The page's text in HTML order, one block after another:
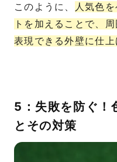
このように、
人気色
トを加えることで、
表現できる外壁に仕上
5：失敗を防ぐ！
とその対策